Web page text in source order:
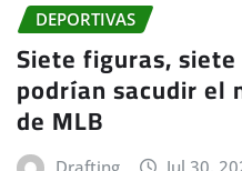
DEPORTIVAS
Siete figuras,
podrían sacudir el
de MLB